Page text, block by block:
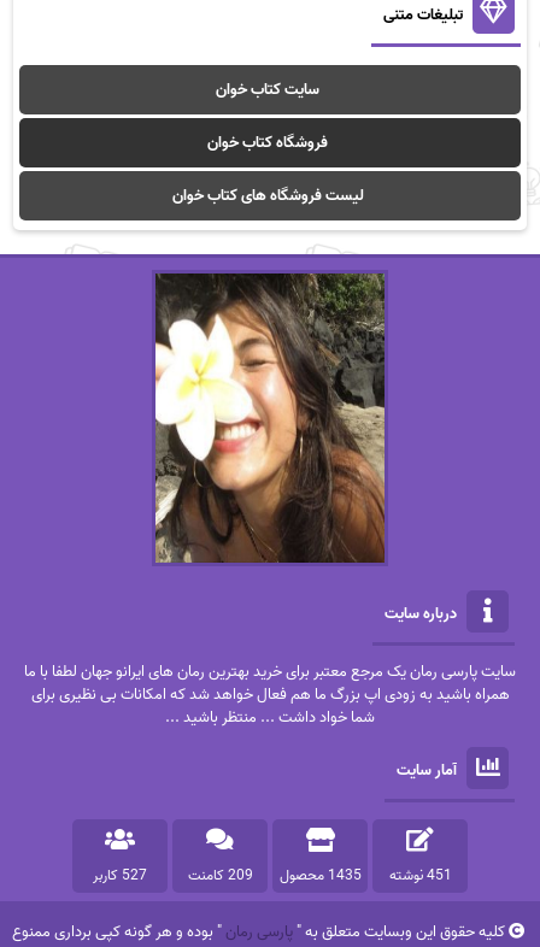
تبلیغات متنی
سایت کتاب خوان
فروشگاه کتاب خوان
لیست فروشگاه های کتاب خوان
درباره سایت
سایت پارسی رمان یک مرجع معتبر برای خرید بهترین رمان های ایرانو جهان لطفا با ما
همراه باشید به زودی اپ بزرگ ما هم فعال خواهد شد که امکانات بی نظیری برای
شما خواد داشت ... منتظر باشید ...
آمار سایت
451 نوشته 1435 محصول 209 کامنت 527 کاربر
کلیه حقوق این وبسایت متعلق به "پارسی رمان" بوده و هر گونه کپی برداری ممنوع